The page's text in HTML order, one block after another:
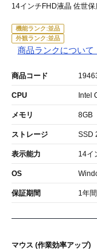
14インチFHD液晶 佐世保
機能ランク:並品
外観ランク:並品
商品ランクについ
商品コード
CPU Intel
メモリ 8GB
ストレージ SSD
表示能力 14イ
OS
保証期間 1年間
マウス (作業効率アップ)